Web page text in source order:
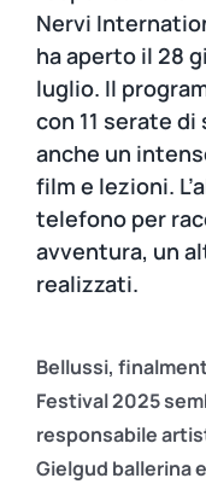
Nervi
ha aperto il 28
luglio. Il
con 11 serate
anche un
film e lezioni.
telefono per
avventura, un
realizzati.
Bellussi,
Festival 2025
responsabile
Gielgud ballerina